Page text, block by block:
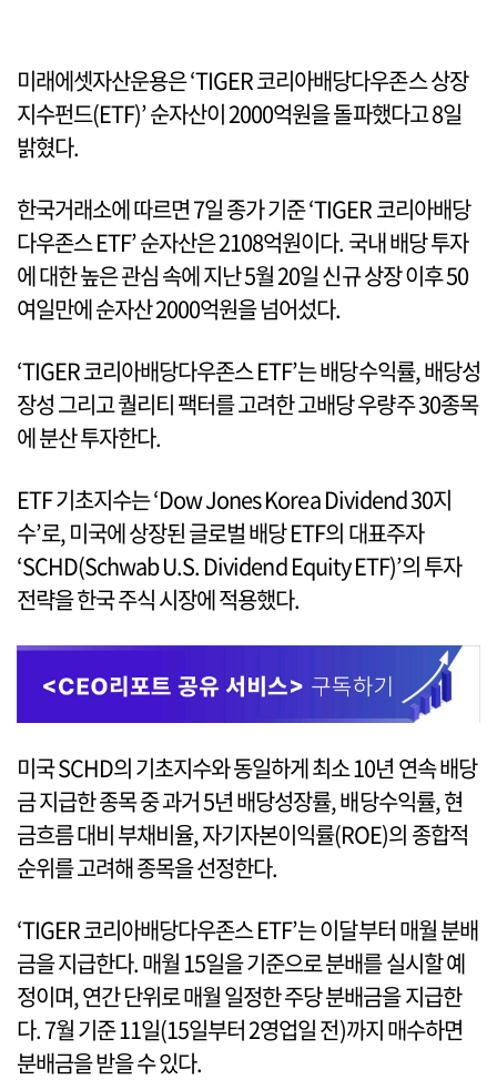
미래에셋자산운용은 ‘TIGER 코리아배당다우존스 상장
지수펀드(ETF)’ 순자산이 2000억원을 돌파했다고 8일
밝혔다.
한국거래소에 따르면 7일 종가 기준 ‘TIGER 코리아배당
다우존스 ETF’ 순자산은 2108억원이다. 국내 배당 투자
에 대한 높은 관심 속에 지난 5월 20일 신규 상장 이후 50
여일만에 순자산 2000억원을 넘어섰다.
‘TIGER 코리아배당다우존스 ETF’는 배당수익률, 배당성
장성 그리고 퀄리티 팩터를 고려한 고배당 우량주 30종목
에 분산 투자한다.
ETF 기초지수는 ‘Dow Jones Korea Dividend 30지
수’로, 미국에 상장된 글로벌 배당 ETF의 대표주자
‘SCHD(Schwab U.S. Dividend Equity ETF)’의 투자
전략을 한국 주식 시장에 적용했다.
미국 SCHD의 기초지수와 동일하게 최소 10년 연속 배당
금 지급한 종목 중 과거 5년 배당성장률, 배당수익률, 현
금흐름 대비 부채비율, 자기자본이익률(ROE)의 종합적
순위를 고려해 종목을 선정한다.
‘TIGER 코리아배당다우존스 ETF’는 이달부터 매월 분배
금을 지급한다. 매월 15일을 기준으로 분배를 실시할 예
정이며, 연간 단위로 매월 일정한 주당 분배금을 지급한
다. 7월 기준 11일(15일부터 2영업일 전)까지 매수하면
분배금을 받을 수 있다.